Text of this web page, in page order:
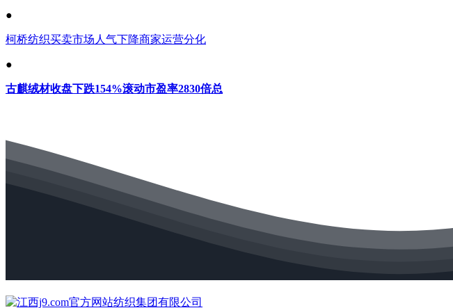
●
柯桥纺织买卖市场人气下降商家运营分化
●
古麒绒材收盘下跌154%滚动市盈率2830倍总